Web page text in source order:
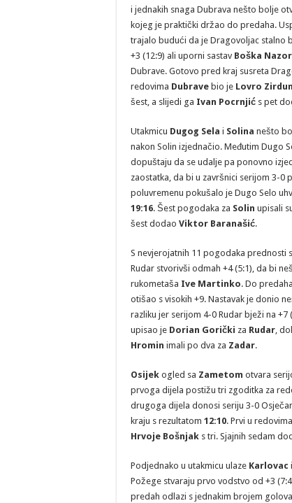
i jednakih snaga Dubrava nešto bolje
kojeg je praktički držao do predaha.
trajalo budući da je Dragovoljac stalno
+3 (12:9) ali uporni sastav Boška
Dubrave. Gotovo pred kraj susreta
redovima Dubrave bio je Lovro
šest, a slijedi ga Ivan Pocrnjić s pet
Utakmicu Dugog Sela i Solina nešto
nakon Solin izjednačio. Međutim Dugo
dopuštaju da se udalje pa ponovno
zaostatka, da bi u završnici serijom 3-0
poluvremenu pokušalo je Dugo Selo
19:16. Šest pogodaka za Solin upisali
šest dodao Viktor Baranašić.
S nevjerojatnih 11 pogodaka prednosti
Rudar stvorivši odmah +4 (5:1), da bi
rukometaša Ive Martinko. Do
otišao s visokih +9. Nastavak je donio
razliku jer serijom 4-0 Rudar bježi na
upisao je Dorian Gorički za Rudar ,
Hromin imali po dva za Zadar.
Osijek ogled sa Zametom otvara
prvoga dijela postižu tri zgoditka za
drugoga dijela donosi seriju 3-0
kraju s rezultatom 12:10. Prvi u redovima
Hrvoje Bošnjak s tri. Sjajnih sedam
Podjednako u utakmicu ulaze Karlovac i
Požege stvaraju prvo vodstvo od +3
predah odlazi s jednakim brojem